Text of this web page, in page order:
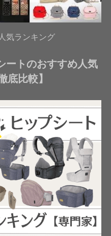
気ランキング
ートのおすすめ人気
底比較】